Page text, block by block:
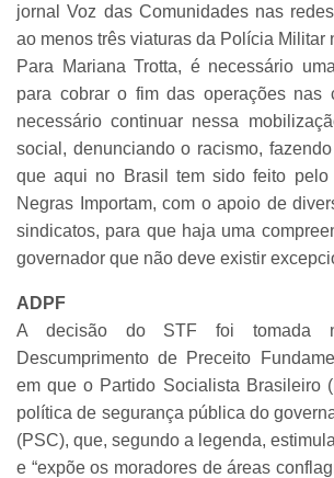
jornal Voz das Comunidades nas
ao menos três viaturas da Polícia Militar
Para Mariana Trotta, é necessário
para cobrar o fim das operações nas
necessário continuar nessa
social, denunciando o racismo,
que aqui no Brasil tem sido feito pelo
Negras Importam, com o apoio de
sindicatos, para que haja uma
governador que não deve existir
ADPF
A decisão do STF foi tomada
Descumprimento de Preceito
em que o Partido Socialista Brasileiro
política de segurança pública do
(PSC), que, segundo a legenda,
e “expõe os moradores de áreas